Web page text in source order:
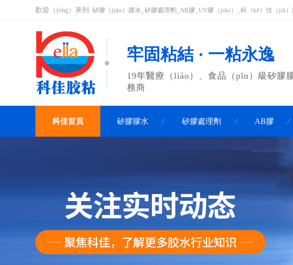
歡迎（yíng）來到 矽膠（jiāo）膠水_矽膠處理劑_AB膠_UV膠（jiāo）_科（kē）佳（jiā
牢固粘結 · 一粘永逸
19年醫療（liáo）、食品（pǐn）級矽膠
務商
科佳首頁 矽膠膠水 矽膠處理劑 AB膠